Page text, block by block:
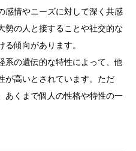
感情やニーズに対して深く共感
勢の人と接することや社交的な
傾向があります。
系の遺伝的な特性によって、他
が高いとされています。ただ
あくまで個人の性格や特性の一